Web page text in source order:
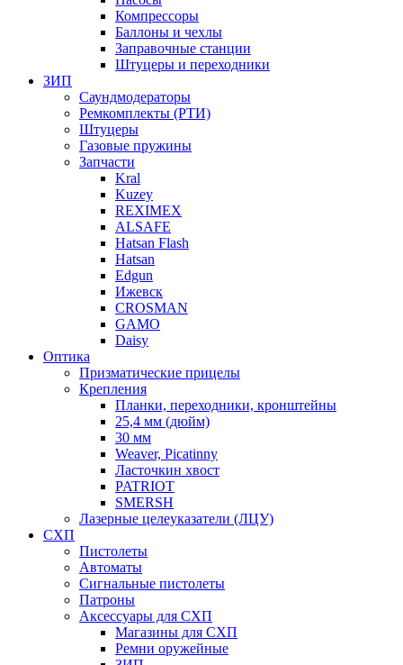
Компрессоры
Баллоны и чехлы
Заправочные станции
Штуцеры и переходники
ЗИП
Саундмодераторы
Ремкомплекты (РТИ)
Штуцеры
Газовые пружины
Запчасти
Kral
Kuzey
REXIMEX
ALSAFE
Hatsan Flash
Hatsan
Edgun
Ижевск
CROSMAN
GAMO
Daisy
Оптика
Призматические прицелы
Крепления
Планки, переходники, кронштейны
25,4 мм (дюйм)
30 мм
Weaver, Picatinny
Ласточкин хвост
PATRIOT
SMERSH
Лазерные целеуказатели (ЛЦУ)
СХП
Пистолеты
Автоматы
Сигнальные пистолеты
Патроны
Аксессуары для СХП
Магазины для СХП
Ремни оружейные